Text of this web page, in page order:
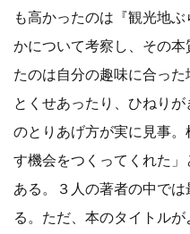
も高かったのは『観光地
かについて考察し、その
たのは自分の趣味に合っ
とくせあったり、ひねり
のとりあげ方が実に見事
す機会をつくってくれた
ある。３人の著者の中で
る。ただ、本のタイトル